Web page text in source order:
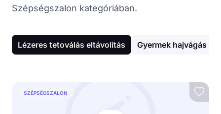
Szépségszalon kategóriában.
Lézeres tetoválás eltávolítás Gyermek hajvágás
SZÉPSÉGSZALON